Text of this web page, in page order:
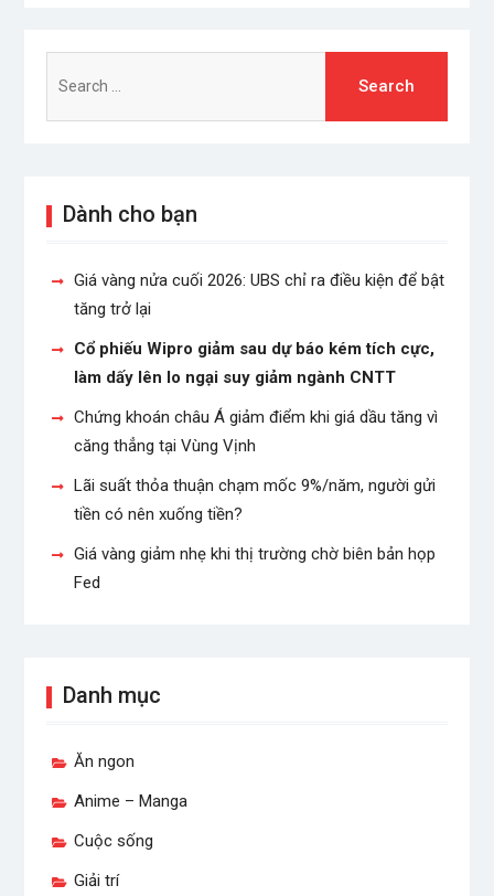
for:
Dành cho bạn
Giá vàng nửa cuối 2026: UBS chỉ ra điều kiện để bật
tăng trở lại
Cổ phiếu Wipro giảm sau dự báo kém tích cực,
làm dấy lên lo ngại suy giảm ngành CNTT
Chứng khoán châu Á giảm điểm khi giá dầu tăng vì
căng thẳng tại Vùng Vịnh
Lãi suất thỏa thuận chạm mốc 9%/năm, người gửi
tiền có nên xuống tiền?
Giá vàng giảm nhẹ khi thị trường chờ biên bản họp
Fed
Danh mục
Ăn ngon
Anime – Manga
Cuộc sống
Giải trí